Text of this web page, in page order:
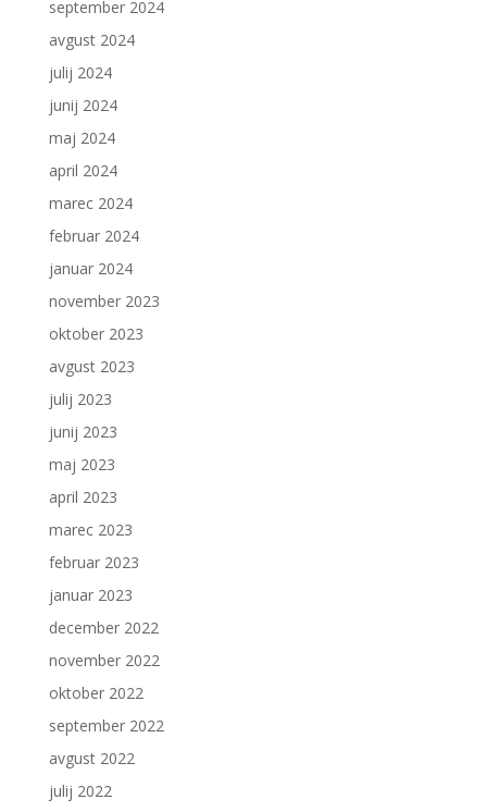
september 2024
avgust 2024
julij 2024
junij 2024
maj 2024
april 2024
marec 2024
februar 2024
januar 2024
november 2023
oktober 2023
avgust 2023
julij 2023
junij 2023
maj 2023
april 2023
marec 2023
februar 2023
januar 2023
december 2022
november 2022
oktober 2022
september 2022
avgust 2022
julij 2022